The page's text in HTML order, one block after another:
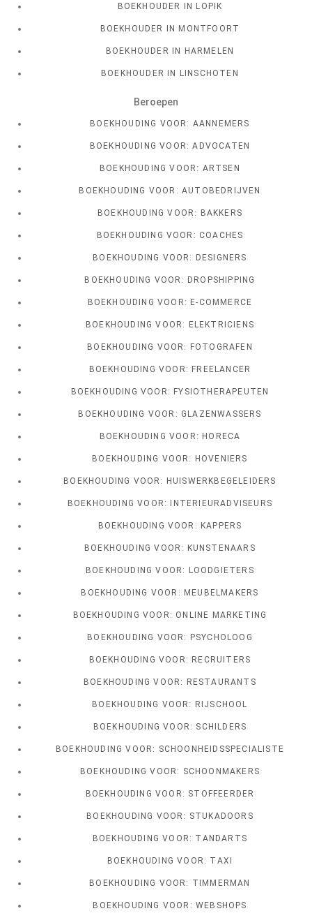
BOEKHOUDER IN LOPIK
BOEKHOUDER IN MONTFOORT
BOEKHOUDER IN HARMELEN
BOEKHOUDER IN LINSCHOTEN
Beroepen
BOEKHOUDING VOOR: AANNEMERS
BOEKHOUDING VOOR: ADVOCATEN
BOEKHOUDING VOOR: ARTSEN
BOEKHOUDING VOOR: AUTOBEDRIJVEN
BOEKHOUDING VOOR: BAKKERS
BOEKHOUDING VOOR: COACHES
BOEKHOUDING VOOR: DESIGNERS
BOEKHOUDING VOOR: DROPSHIPPING
BOEKHOUDING VOOR: E-COMMERCE
BOEKHOUDING VOOR: ELEKTRICIENS
BOEKHOUDING VOOR: FOTOGRAFEN
BOEKHOUDING VOOR: FREELANCER
BOEKHOUDING VOOR: FYSIOTHERAPEUTEN
BOEKHOUDING VOOR: GLAZENWASSERS
BOEKHOUDING VOOR: HORECA
BOEKHOUDING VOOR: HOVENIERS
BOEKHOUDING VOOR: HUISWERKBEGELEIDERS
BOEKHOUDING VOOR: INTERIEURADVISEURS
BOEKHOUDING VOOR: KAPPERS
BOEKHOUDING VOOR: KUNSTENAARS
BOEKHOUDING VOOR: LOODGIETERS
BOEKHOUDING VOOR: MEUBELMAKERS
BOEKHOUDING VOOR: ONLINE MARKETING
BOEKHOUDING VOOR: PSYCHOLOOG
BOEKHOUDING VOOR: RECRUITERS
BOEKHOUDING VOOR: RESTAURANTS
BOEKHOUDING VOOR: RIJSCHOOL
BOEKHOUDING VOOR: SCHILDERS
BOEKHOUDING VOOR: SCHOONHEIDSSPECIALISTE
BOEKHOUDING VOOR: SCHOONMAKERS
BOEKHOUDING VOOR: STOFFEERDER
BOEKHOUDING VOOR: STUKADOORS
BOEKHOUDING VOOR: TANDARTS
BOEKHOUDING VOOR: TAXI
BOEKHOUDING VOOR: TIMMERMAN
BOEKHOUDING VOOR: WEBSHOPS